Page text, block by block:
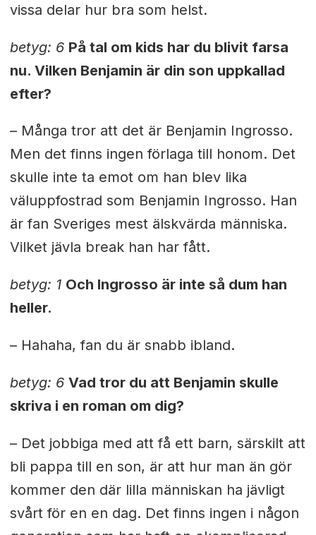
vissa delar hur bra som helst.
betyg: 6 På tal om kids har du blivit farsa
nu. Vilken Benjamin är din son uppkallad
efter?
– Många tror att det är Benjamin Ingrosso.
Men det finns ingen förlaga till honom. Det
skulle inte ta emot om han blev lika
väluppfostrad som Benjamin Ingrosso. Han
är fan Sveriges mest älskvärda människa.
Vilket jävla break han har fått.
betyg: 1 Och Ingrosso är inte så dum han
heller.
– Hahaha, fan du är snabb ibland.
betyg: 6 Vad tror du att Benjamin skulle
skriva i en roman om dig?
– Det jobbiga med att få ett barn, särskilt att
bli pappa till en son, är att hur man än gör
kommer den där lilla människan ha jävligt
svårt för en en dag. Det finns ingen i någon